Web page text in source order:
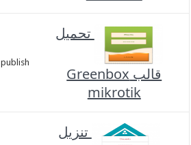
تحميل
قالب Greenbox
mikrotik
publish
تنزيل